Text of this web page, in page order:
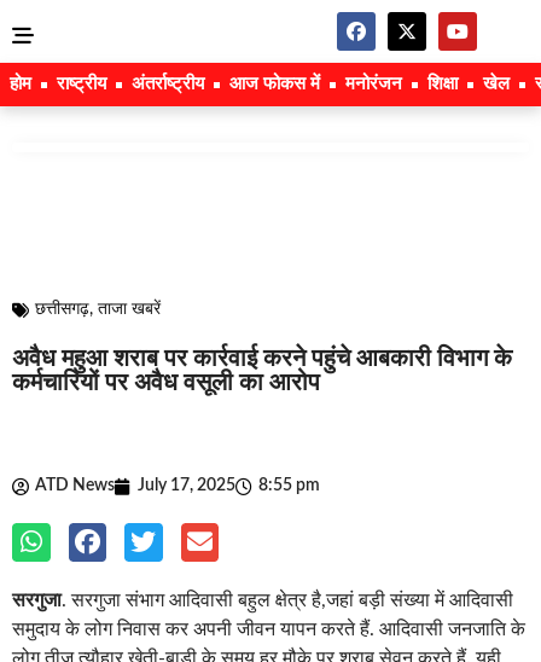
होम राष्ट्रीय अंतर्राष्ट्रीय आज फोकस में मनोरंजन शिक्षा खेल
छत्तीसगढ़, ताजा खबरें
अवैध महुआ शराब पर कार्रवाई करने पहुंचे आबकारी विभाग के
कर्मचारियों पर अवैध वसूली का आरोप
ATD News July 17, 2025 8:55 pm
सरगुजा. सरगुजा संभाग आदिवासी बहुल क्षेत्र है,जहां बड़ी संख्या में आदिवासी
समुदाय के लोग निवास कर अपनी जीवन यापन करते हैं. आदिवासी जनजाति के
लोग तीज त्यौहार खेती-बाड़ी के समय हर मौके पर शराब सेवन करते हैं. यही